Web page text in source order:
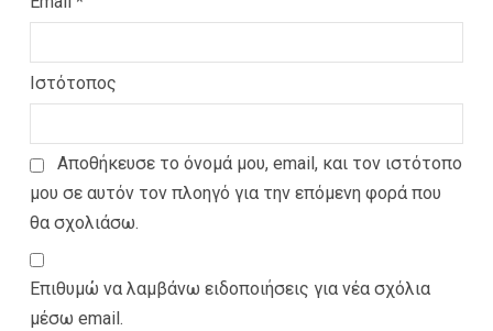
Ιστότοπος
Αποθήκευσε το όνομά μου, email, και τον ιστότοπο
μου σε αυτόν τον πλοηγό για την επόμενη φορά που
θα σχολιάσω.
Επιθυμώ να λαμβάνω ειδοποιήσεις για νέα σχόλια
μέσω email.